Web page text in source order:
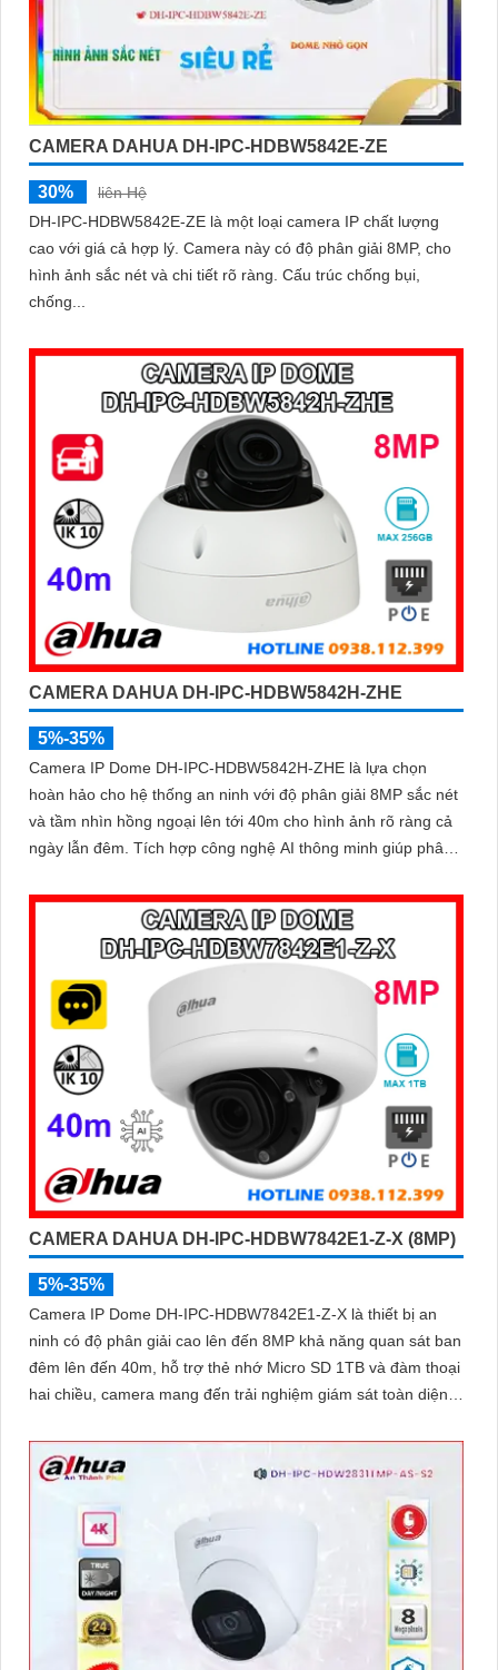
CAMERA DAHUA DH-IPC-HDBW5842E-ZE
30%
liên Hệ
DH-IPC-HDBW5842E-ZE là một loại camera IP chất lượng
cao với giá cả hợp lý. Camera này có độ phân giải 8MP, cho
hình ảnh sắc nét và chi tiết rõ ràng. Cấu trúc chống bụi,
chống...
CAMERA DAHUA DH-IPC-HDBW5842H-ZHE
5%-35%
Camera IP Dome DH-IPC-HDBW5842H-ZHE là lựa chọn
hoàn hảo cho hệ thống an ninh với độ phân giải 8MP sắc nét
và tầm nhìn hồng ngoại lên tới 40m cho hình ảnh rõ ràng cả
ngày lẫn đêm. Tích hợp công nghệ AI thông minh giúp phân
báo sai, đi kèm khe cắm thẻ nhớ 256GB lưu trữ lâu dài, hỗ
trợ POE tiện lợi và mức giá phải chăng
CAMERA DAHUA DH-IPC-HDBW7842E1-Z-X (8MP)
5%-35%
Camera IP Dome DH-IPC-HDBW7842E1-Z-X là thiết bị an
ninh có độ phân giải cao lên đến 8MP khả năng quan sát ban
đêm lên đến 40m, hỗ trợ thẻ nhớ Micro SD 1TB và đàm thoại
hai chiều, camera mang đến trải nghiệm giám sát toàn diện.
mặt và đếm người giúp nâng cao hiệu quả quản lý và an ninh
cho mọi không gian trong nhà